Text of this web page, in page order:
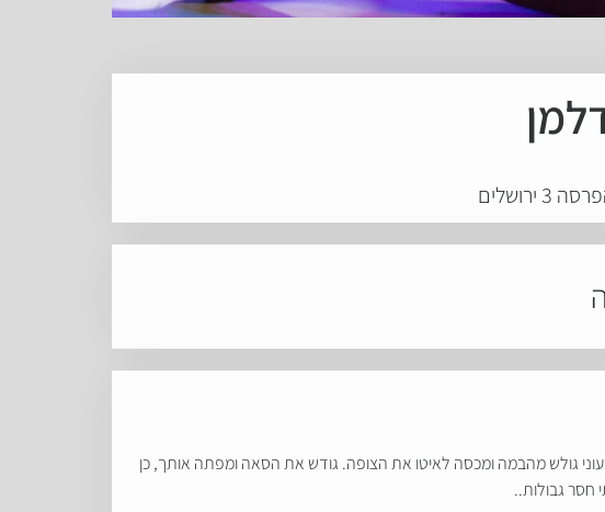
גולש מהבמה ומכסה לאיטו את הצופה. גודש את הסאה ומפתה אותך, כן
גבולות..